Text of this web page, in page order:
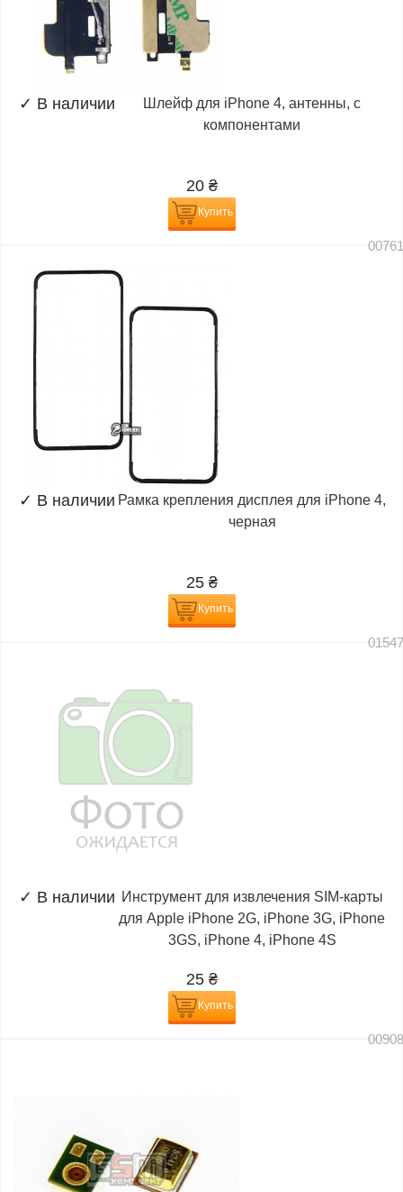
✓ В наличии
Шлейф для iPhone 4, антенны, с
компонентами
20 ₴
Купить
✓ В наличии Рамка крепления дисплея для iPhone 4,
черная
25 ₴
Купить
✓ В наличии Инструмент для извлечения SIM-карты
для Apple iPhone 2G, iPhone 3G, iPhone
3GS, iPhone 4, iPhone 4S
25 ₴
Купить